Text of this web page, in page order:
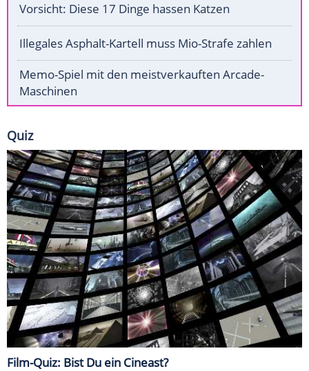
Vorsicht: Diese 17 Dinge hassen Katzen
Illegales Asphalt-Kartell muss Mio-Strafe zahlen
Memo-Spiel mit den meistverkauften Arcade-
Maschinen
Quiz
Film-Quiz: Bist Du ein Cineast?